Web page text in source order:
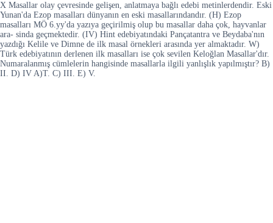
X Masallar olay çevresinde gelişen, anlatmaya bağlı edebi metinlerdendir. Eski
Yunan'da Ezop masalları dünyanın en eski masallarındandır. (H) Ezop
masalları MÖ 6.yy'da yazıya geçirilmiş olup bu masallar daha çok, hayvanlar
ara- sinda geçmektedir. (IV) Hint edebiyatındaki Pançatantra ve Beydaba'nın
yazdığı Kelile ve Dimne de ilk masal örnekleri arasında yer almaktadır. W)
Türk edebiyatının derlenen ilk masalları ise çok sevilen Keloğlan Masallar'dır.
Numaralanmış cümlelerin hangisinde masallarla ilgili yanlışlık yapılmıştır? B)
II. D) IV A)T. C) III. E) V.